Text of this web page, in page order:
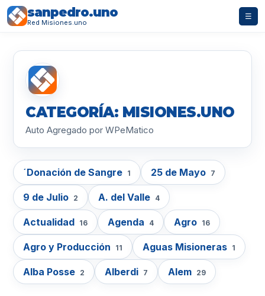
sanpedro.uno
Red Misiones.uno
☰
CATEGORÍA: MISIONES.UNO
Auto Agregado por WPeMatico
´Donación de Sangre 1 25 de Mayo 7
9 de Julio 2 A. del Valle 4
Actualidad 16 Agenda 4 Agro 16
Agro y Producción 11 Aguas Misioneras 1
Alba Posse 2 Alberdi 7 Alem 29